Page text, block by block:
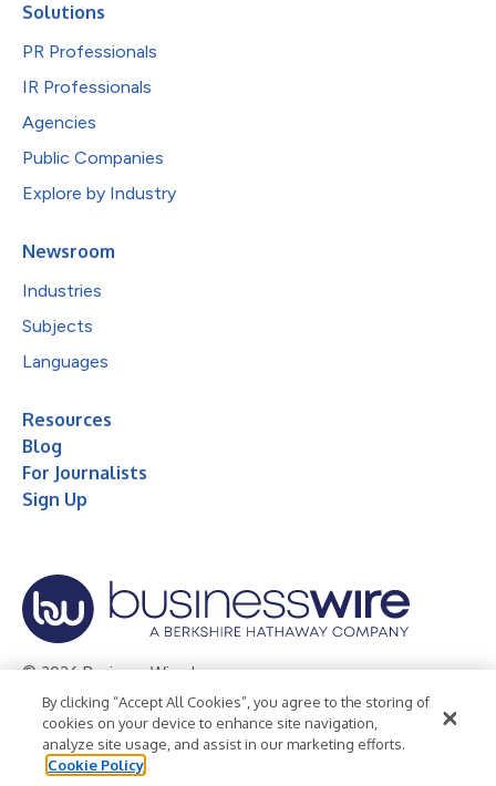
Solutions
PR Professionals
IR Professionals
Agencies
Public Companies
Explore by Industry
Newsroom
Industries
Subjects
Languages
Resources
Blog
For Journalists
Sign Up
© 2026 Business Wire, Inc.
Privacy Policy Cookie Policy
Accessibility Statement
Terms of Use
Legal
By clicking “Accept All Cookies”, you agree to the storing of
cookies on your device to enhance site navigation,
analyze site usage, and assist in our marketing efforts.
Cookie Policy